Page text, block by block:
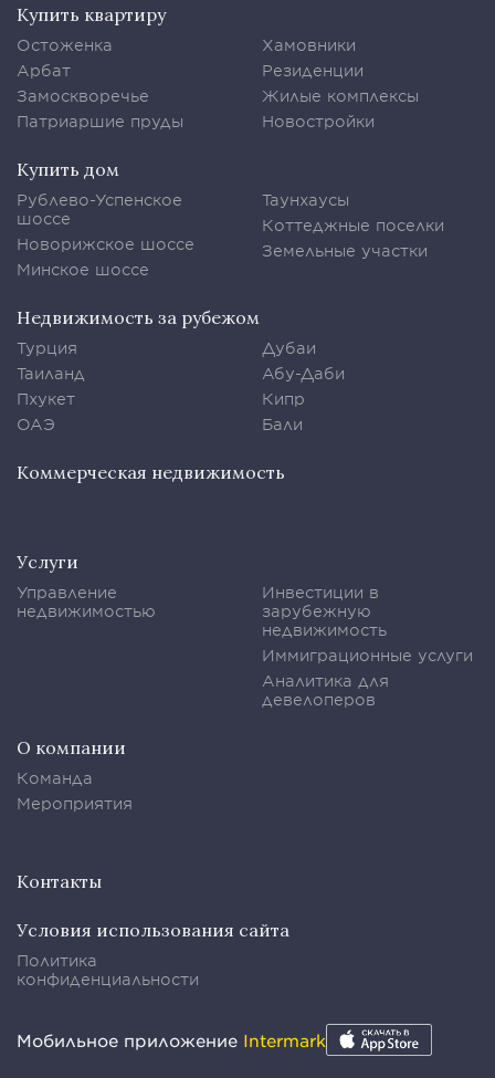
Купить квартиру
Остоженка
Арбат
Замоскворечье
Патриаршие пруды
Хамовники
Резиденции
Жилые комплексы
Новостройки
Купить дом
Рублево-Успенское
шоссе
Новорижское шоссе
Минское шоссе
Таунхаусы
Коттеджные поселки
Земельные участки
Недвижимость за рубежом
Турция
Таиланд
Пхукет
ОАЭ
Дубаи
Абу-Даби
Кипр
Бали
Коммерческая недвижимость
Услуги
Управление
недвижимостью
Инвестиции в
зарубежную
недвижимость
Иммиграционные услуги
Аналитика для
девелоперов
О компании
Команда
Мероприятия
Контакты
Условия использования сайта
Политика
конфиденциальности
Мобильное приложение Intermark